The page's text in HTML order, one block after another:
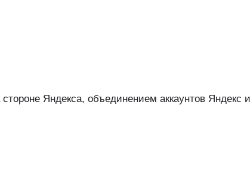
Яндекса, объединением аккаунтов Яндекс